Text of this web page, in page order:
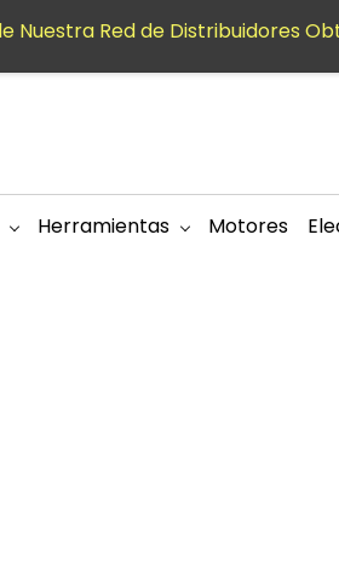
Herramientas Motores
Nuestra Red de Distribuidores